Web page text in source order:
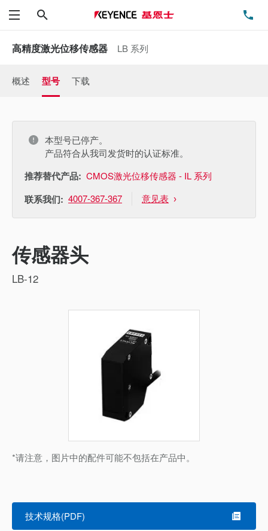
菜单
高精度激光位移传感器 LB 系列
概述 型号 下载
本型号已停产。
产品符合从我司发货时的认证标准。
推荐替代产品: CMOS激光位移传感器 - IL 系列
联系我们: 4007-367-367 意见表
传感器头
LB-12
*请注意，图片中的配件可能不包括在产品中。
技术规格(PDF)